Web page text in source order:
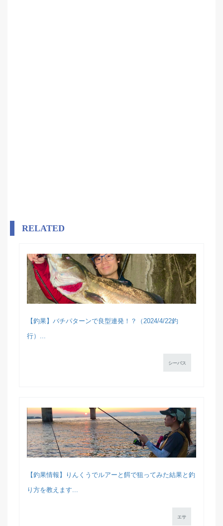
RELATED
【釣果】バチパターンで良型連発！？（2024/4/22釣
行）...
シーバス
【釣果情報】りんくうでルアーと餌で狙ってみた結果と釣
り方を教えます...
エサ